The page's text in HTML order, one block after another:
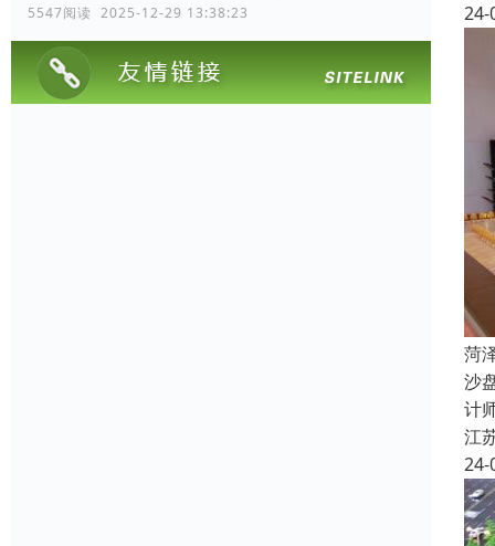
5547阅读 2025-12-29 13:38:23
24-
菏
沙
计
江
24-